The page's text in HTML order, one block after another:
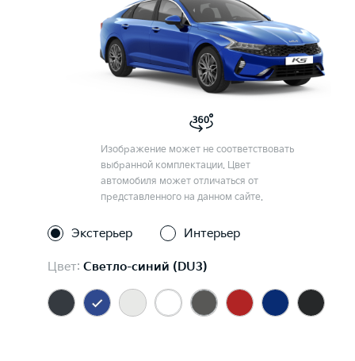
Изображение может не соответствовать
выбранной комплектации. Цвет
автомобиля может отличаться от
представленного на данном сайте.
Экстерьер Интерьер
Цвет: Светло-синий (DU3)